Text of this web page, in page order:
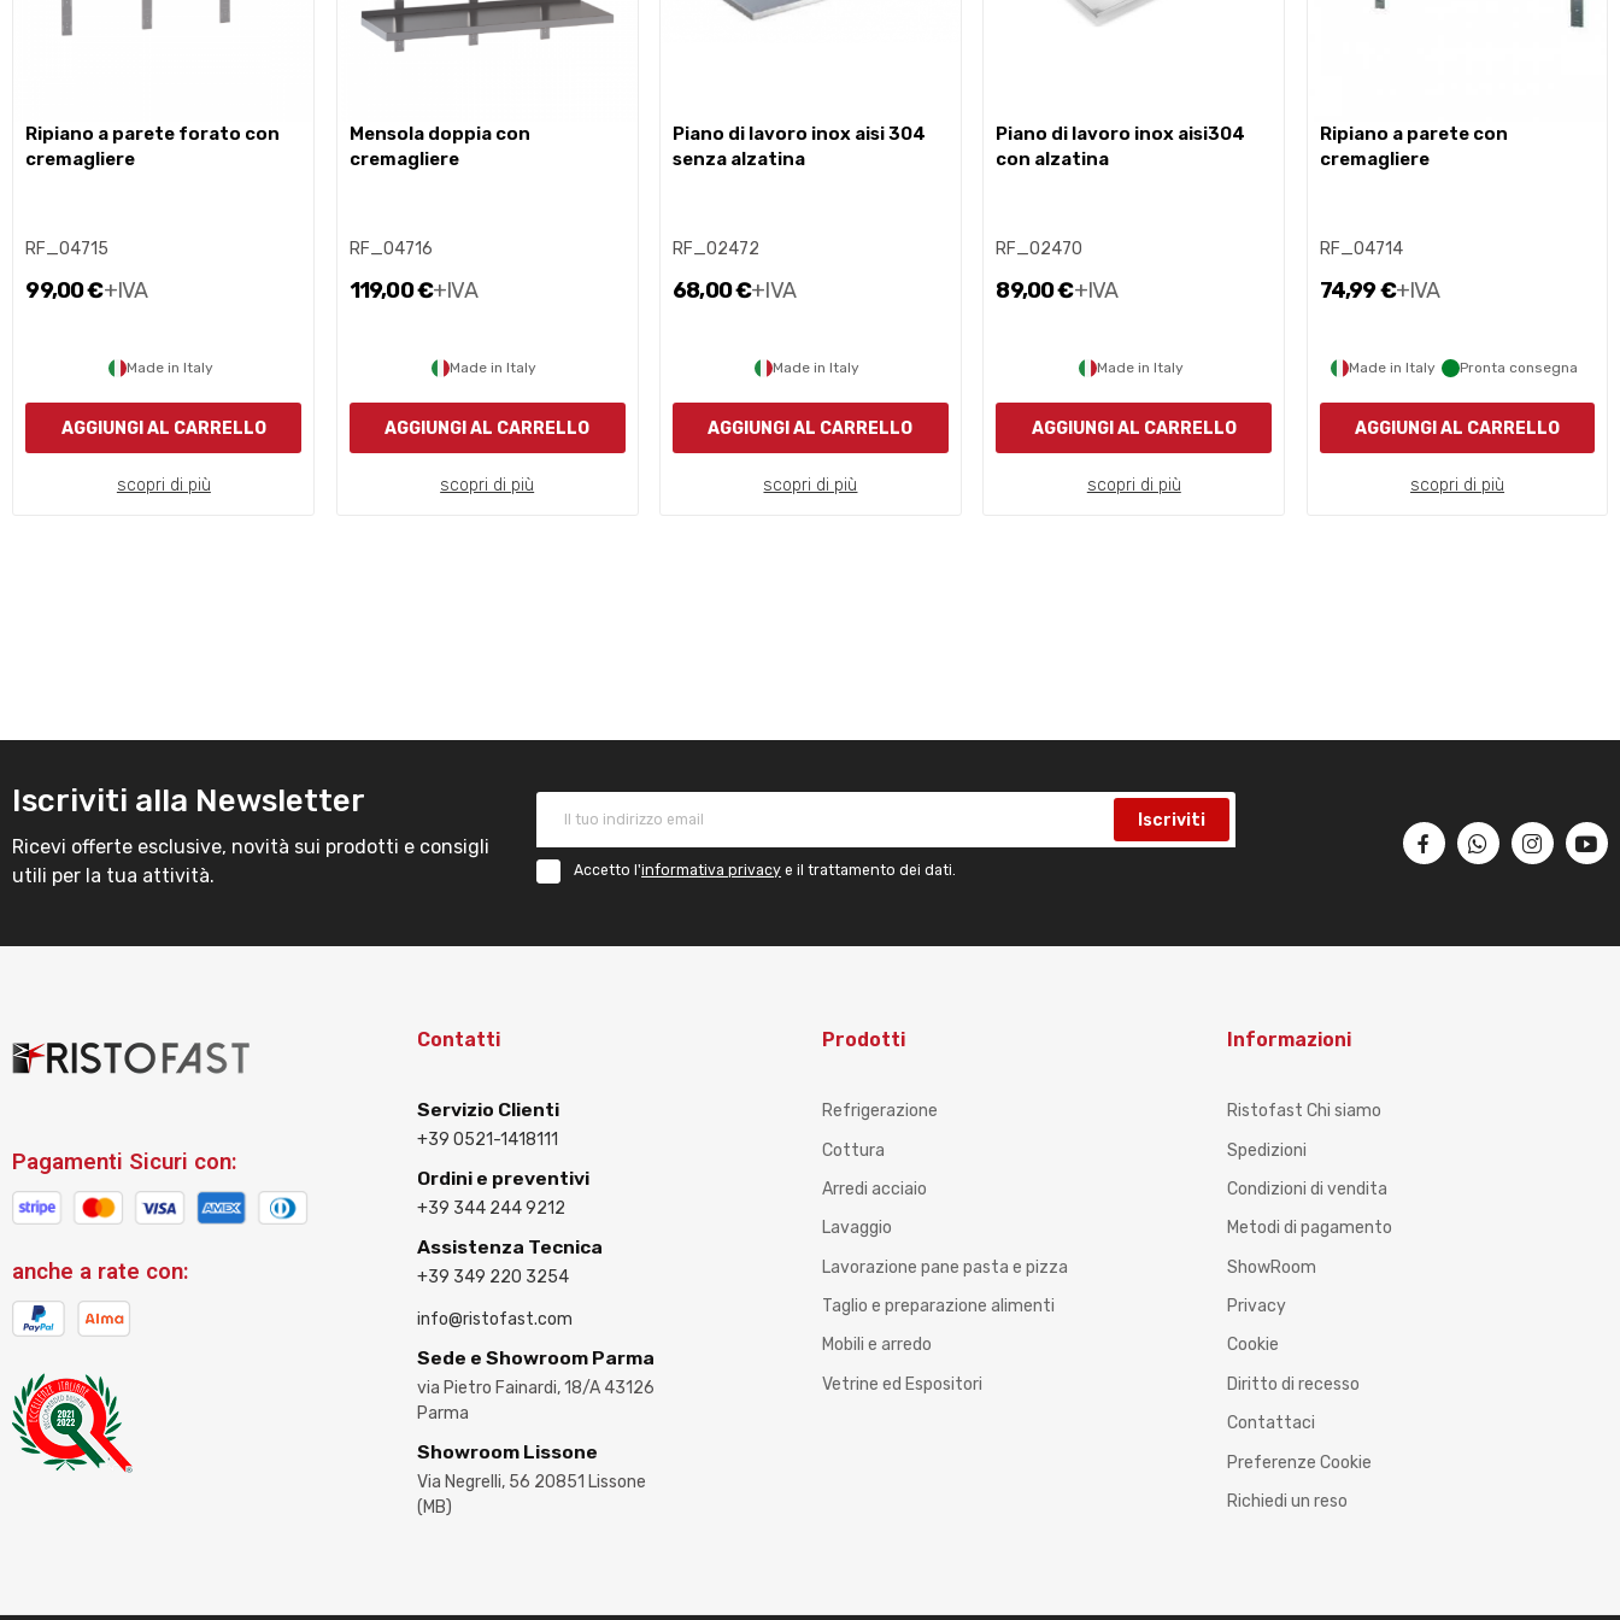
ripiano a parete forato con
cremagliere
RF_04715
99,00 €+IVA
Made in Italy
AGGIUNGI AL CARRELLO
scopri di più
mensola doppia con
cremagliere
RF_04716
119,00 €+IVA
Made in Italy
AGGIUNGI AL CARRELLO
scopri di più
piano di lavoro inox aisi 304
senza alzatina
RF_02472
68,00 €+IVA
Made in Italy
AGGIUNGI AL CARRELLO
scopri di più
piano di lavoro inox aisi304
con alzatina
RF_02470
89,00 €+IVA
Made in Italy
AGGIUNGI AL CARRELLO
scopri di più
ripiano a parete con
cremagliere
RF_04714
74,99 €+IVA
Made in Italy Pronta consegna
AGGIUNGI AL CARRELLO
scopri di più
Iscriviti alla Newsletter
Ricevi offerte esclusive, novità sui prodotti e consigli
utili per la tua attività.
Iscriviti
Accetto l'informativa privacy e il trattamento dei dati.
Pagamenti Sicuri con:
anche a rate con:
Contatti
Servizio Clienti
+39 0521-1418111
Ordini e preventivi
+39 344 244 9212
Assistenza Tecnica
+39 349 220 3254
info@ristofast.com
Sede e Showroom Parma
via Pietro Fainardi, 18/A 43126
Parma
Showroom Lissone
Via Negrelli, 56 20851 Lissone
(MB)
Prodotti
Refrigerazione
Cottura
Arredi acciaio
Lavaggio
Lavorazione pane pasta e pizza
Taglio e preparazione alimenti
Mobili e arredo
Vetrine ed Espositori
Informazioni
Ristofast Chi siamo
Spedizioni
Condizioni di vendita
Metodi di pagamento
ShowRoom
Privacy
Cookie
Diritto di recesso
Contattaci
Preferenze Cookie
Richiedi un reso